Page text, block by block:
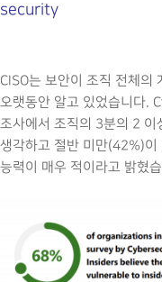
security
CISO는 보안이 조직 전체의
오랫동안 알고 있었습니다.
조사에서 조직의 3분의 2
생각하고 절반 미만(42%)이
능력이 매우 적이라고 밝혔